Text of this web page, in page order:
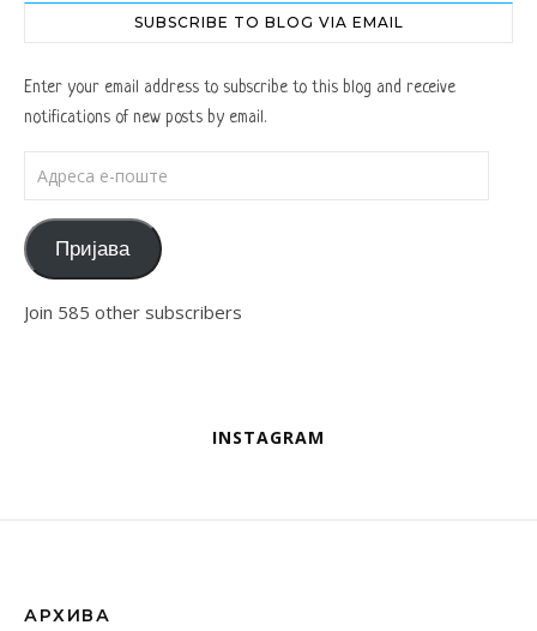
SUBSCRIBE TO BLOG VIA EMAIL
Enter your email address to subscribe to this blog and receive
notifications of new posts by email.
Пријава
Join 585 other subscribers
INSTAGRAM
АРХИВА